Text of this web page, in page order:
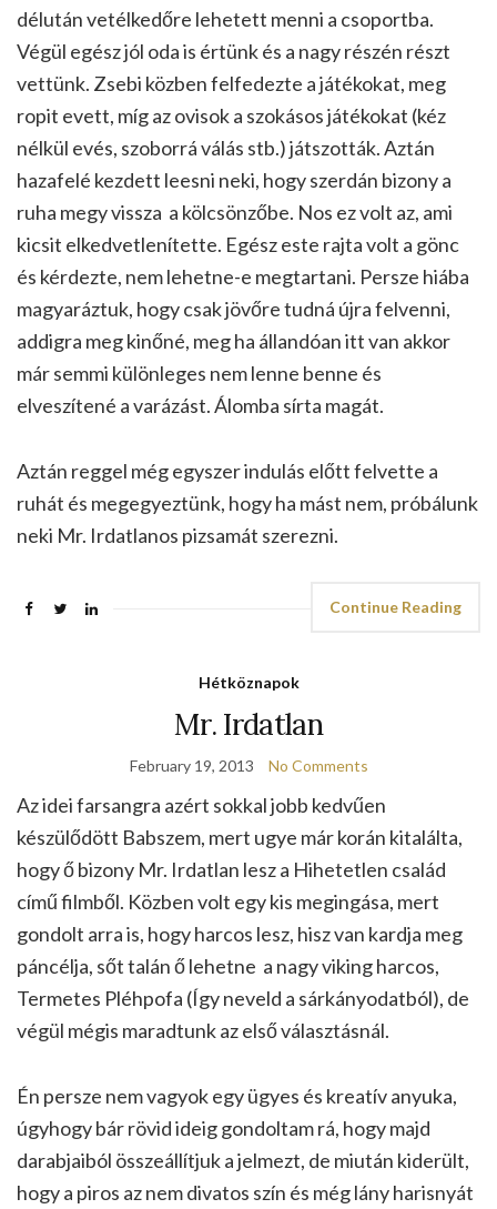
délután vetélkedőre lehetett menni a csoportba.
Végül egész jól oda is értünk és a nagy részén részt
vettünk. Zsebi közben felfedezte a játékokat, meg
ropit evett, míg az ovisok a szokásos játékokat (kéz
nélkül evés, szoborrá válás stb.) játszották. Aztán
hazafelé kezdett leesni neki, hogy szerdán bizony a
ruha megy vissza a kölcsönzőbe. Nos ez volt az, ami
kicsit elkedvetlenítette. Egész este rajta volt a gönc
és kérdezte, nem lehetne-e megtartani. Persze hiába
magyaráztuk, hogy csak jövőre tudná újra felvenni,
addigra meg kinőné, meg ha állandóan itt van akkor
már semmi különleges nem lenne benne és
elveszítené a varázást. Álomba sírta magát.
Aztán reggel még egyszer indulás előtt felvette a
ruhát és megegyeztünk, hogy ha mást nem, próbálunk
neki Mr. Irdatlanos pizsamát szerezni.
Continue Reading
Hétköznapok
Mr. Irdatlan
February 19, 2013 No Comments
Az idei farsangra azért sokkal jobb kedvűen
készülődött Babszem, mert ugye már korán kitalálta,
hogy ő bizony Mr. Irdatlan lesz a Hihetetlen család
című filmből. Közben volt egy kis megingása, mert
gondolt arra is, hogy harcos lesz, hisz van kardja meg
páncélja, sőt talán ő lehetne a nagy viking harcos,
Termetes Pléhpofa (Így neveld a sárkányodatból), de
végül mégis maradtunk az első választásnál.
Én persze nem vagyok egy ügyes és kreatív anyuka,
úgyhogy bár rövid ideig gondoltam rá, hogy majd
darabjaiból összeállítjuk a jelmezt, de miután kiderült,
hogy a piros az nem divatos szín és még lány harisnyát